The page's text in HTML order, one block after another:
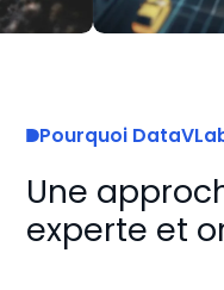
Pourquoi
Une
experte et